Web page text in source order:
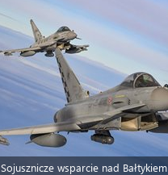
Sojusznicze wsparcie nad Bałtykiem